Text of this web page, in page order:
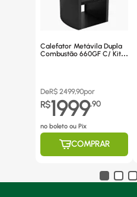
Calefator Metávila Dupla
Combustão 660GF C/ Kit
DeR$ 2499,90por
R$1999,90
no boleto ou Pix
COMPRAR